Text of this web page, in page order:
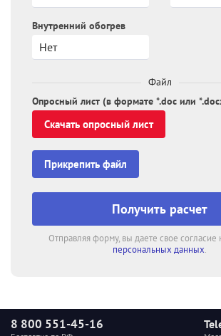
Внутренний обогрев
Файл
Опросный лист (в формате *.doc или
Cкачать опросный лист
Прикрепить файл
Получить расчет
Отправляя форму, вы даете свое согласие
персональных данных.
8 800 551-45-16